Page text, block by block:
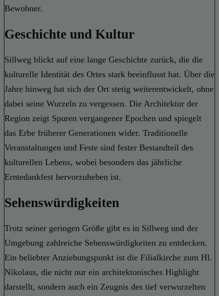
Bewohner.
Geschichte und Kultur
Sillweg blickt auf eine lange Geschichte zurück, die die
kulturelle Identität des Ortes stark beeinflusst hat. Über die
Jahre hinweg hat sich der Ort stetig weiterentwickelt, ohne
dabei seine Wurzeln zu vergessen. Die Architektur der
Region zeigt Spuren vergangener Epochen und spiegelt
das Erbe früherer Generationen wider. Traditionelle
Veranstaltungen und Feste sind fester Bestandteil des
kulturellen Lebens, wobei besonders das jährliche
Erntedankfest hervorzuheben ist.
Sehenswürdigkeiten
Trotz seiner geringen Größe gibt es in Sillweg und der
Umgebung zahlreiche Sehenswürdigkeiten zu entdecken.
Ein beliebter Anziehungspunkt ist die Filialkirche zum Hl.
Nikolaus, die nicht nur ein architektonisches Highlight
darstellt, sondern auch ein Zeugnis des tief verwurzelten